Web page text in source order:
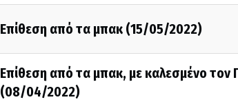
Επίθεση από τα μπακ (15/05/2022)
Επίθεση από τα μπακ, με καλεσμένο τον
(08/04/2022)